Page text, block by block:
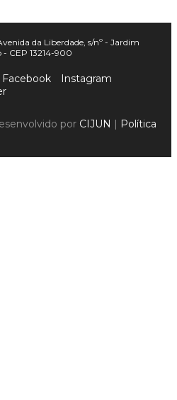
da Liberdade, s/nº - Jardim
- CEP 13214-900
Facebook
Instagram
por CIJUN | Política